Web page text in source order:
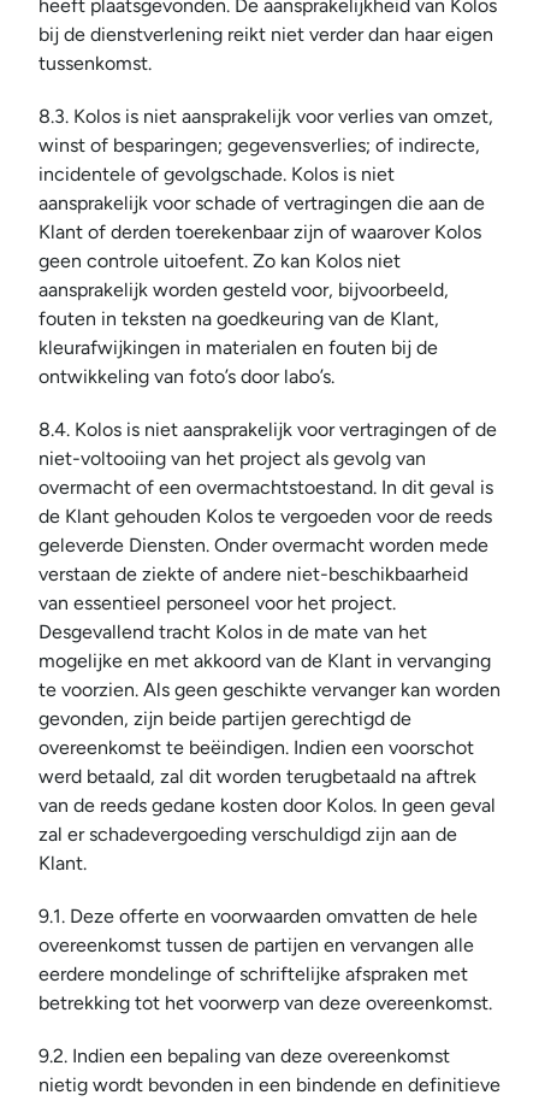
heeft plaatsgevonden. De aansprakelijkheid van Kolos
bij de dienstverlening reikt niet verder dan haar eigen
tussenkomst.
8.3. Kolos is niet aansprakelijk voor verlies van omzet,
winst of besparingen; gegevensverlies; of indirecte,
incidentele of gevolgschade. Kolos is niet
aansprakelijk voor schade of vertragingen die aan de
Klant of derden toerekenbaar zijn of waarover Kolos
geen controle uitoefent. Zo kan Kolos niet
aansprakelijk worden gesteld voor, bijvoorbeeld,
fouten in teksten na goedkeuring van de Klant,
kleurafwijkingen in materialen en fouten bij de
ontwikkeling van foto’s door labo’s.
8.4. Kolos is niet aansprakelijk voor vertragingen of de
niet-voltooiing van het project als gevolg van
overmacht of een overmachtstoestand. In dit geval is
de Klant gehouden Kolos te vergoeden voor de reeds
geleverde Diensten. Onder overmacht worden mede
verstaan de ziekte of andere niet-beschikbaarheid
van essentieel personeel voor het project.
Desgevallend tracht Kolos in de mate van het
mogelijke en met akkoord van de Klant in vervanging
te voorzien. Als geen geschikte vervanger kan worden
gevonden, zijn beide partijen gerechtigd de
overeenkomst te beëindigen. Indien een voorschot
werd betaald, zal dit worden terugbetaald na aftrek
van de reeds gedane kosten door Kolos. In geen geval
zal er schadevergoeding verschuldigd zijn aan de
Klant.
9.1. Deze offerte en voorwaarden omvatten de hele
overeenkomst tussen de partijen en vervangen alle
eerdere mondelinge of schriftelijke afspraken met
betrekking tot het voorwerp van deze overeenkomst.
9.2. Indien een bepaling van deze overeenkomst
nietig wordt bevonden in een bindende en definitieve